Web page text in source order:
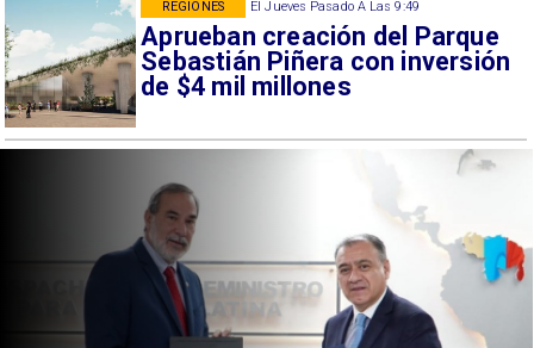
El Jueves Pasado A Las 9:49
Aprueban creación del Parque
Sebastián Piñera con inversión
de $4 mil millones
REGIONES